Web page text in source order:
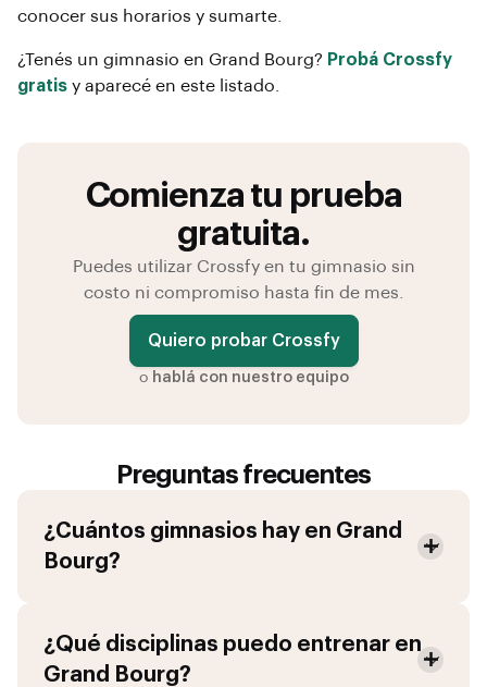
conocer sus horarios y sumarte.
¿Tenés un gimnasio en Grand Bourg? Probá Crossfy
gratis y aparecé en este listado.
Comienza tu prueba
gratuita.
Puedes utilizar Crossfy en tu gimnasio sin
costo ni compromiso hasta fin de mes.
Quiero probar Crossfy
o hablá con nuestro equipo
Preguntas frecuentes
¿Cuántos gimnasios hay en Grand
Bourg?
¿Qué disciplinas puedo entrenar en
Grand Bourg?